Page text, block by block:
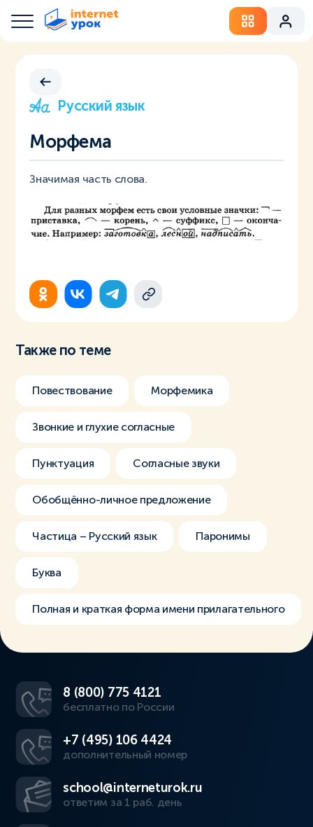
Русский язык
Морфема
Значимая часть слова.
Также по теме
Повествование Морфемика
Звонкие и глухие согласные
Пунктуация Согласные звуки
Обобщённо-личное предложение
Частица – Русский язык Паронимы
Буква
Полная и краткая форма имени прилагательного
8 (800) 775 4121
бесплатно по России
+7 (495) 106 4424
дополнительный номер
school@interneturok.ru
ответим за 1 раб. день